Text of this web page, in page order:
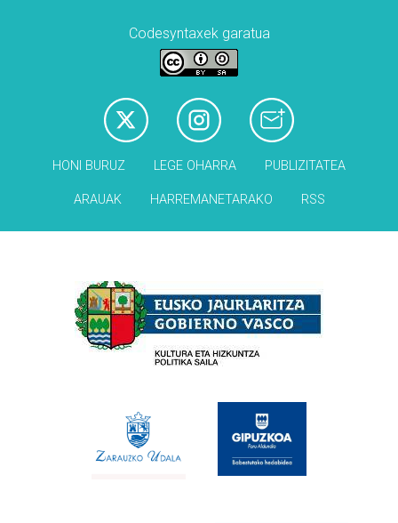
Codesyntaxek garatua
HONI BURUZ LEGE OHARRA PUBLIZITATEA
ARAUAK HARREMANETARAKO RSS